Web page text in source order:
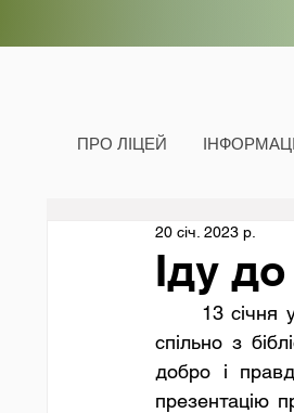
ПРО ЛІЦЕЙ
Іду
20 січ. 2023 р.
спільно з
добро і
презентацію